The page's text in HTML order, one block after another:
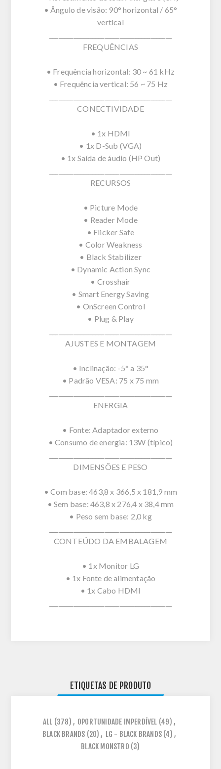
• Ângulo de visão: 90° horizontal / 65°
vertical
FREQUÊNCIAS
• Frequência horizontal: 30 ~ 61 kHz
• Frequência vertical: 56 ~ 75 Hz
CONECTIVIDADE
• 1x HDMI
• 1x D-Sub (VGA)
• 1x Saída de áudio (HP Out)
RECURSOS
• Picture Mode
• Reader Mode
• Flicker Safe
• Color Weakness
• Black Stabilizer
• Dynamic Action Sync
• Crosshair
• Smart Energy Saving
• OnScreen Control
• Plug & Play
AJUSTES E MONTAGEM
• Inclinação: -5° a 35°
• Padrão VESA: 75 x 75 mm
ENERGIA
• Fonte: Adaptador externo
• Consumo de energia: 13W (típico)
DIMENSÕES E PESO
• Com base: 463,8 x 366,5 x 181,9 mm
• Sem base: 463,8 x 276,4 x 38,4 mm
• Peso sem base: 2,0 kg
CONTEÚDO DA EMBALAGEM
• 1x Monitor LG
• 1x Fonte de alimentação
• 1x Cabo HDMI
ETIQUETAS DE PRODUTO
ALL (378) , OPORTUNIDADE IMPERDÍVEL (49) ,
BLACK BRANDS (20) , LG - BLACK BRANDS (4) ,
BLACK MONSTRO (3)